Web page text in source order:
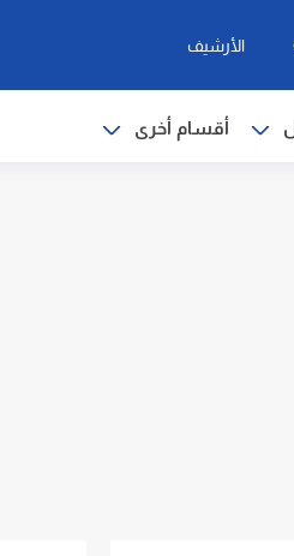
الأرشيف
أقسام أخرى